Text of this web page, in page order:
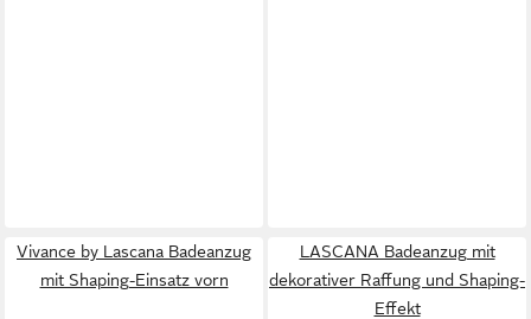
Vivance by Lascana Badeanzug
mit Shaping-Einsatz vorn
LASCANA Badeanzug mit
dekorativer Raffung und Shaping-
Effekt